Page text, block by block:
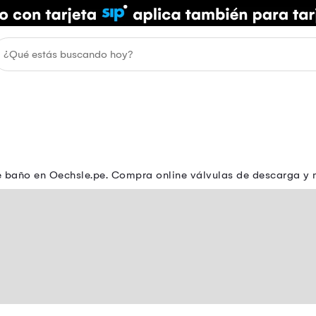
en Oechsle.pe. Compra online válvulas de descarga y